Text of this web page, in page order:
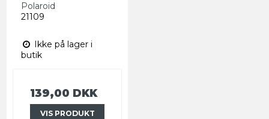
Polaroid
21109
Ikke på lager i
butik
139,00 DKK
VIS PRODUKT